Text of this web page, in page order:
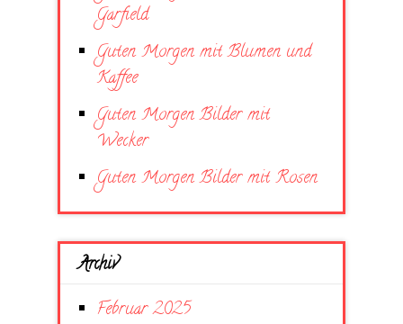
Garfield
Guten Morgen mit Blumen und
Kaffee
Guten Morgen Bilder mit
Wecker
Guten Morgen Bilder mit Rosen
Archiv
Februar 2025